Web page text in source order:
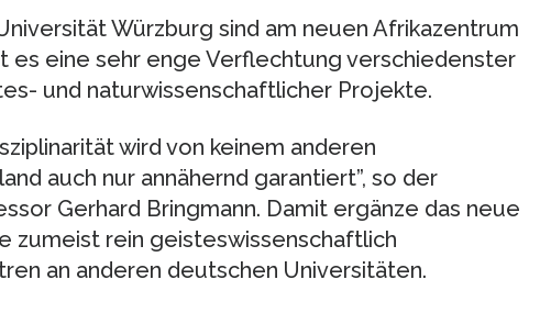
Würzburg sind am neuen Afrikazentrum
es eine sehr enge Verflechtung verschiedenster
und naturwissenschaftlicher Projekte.
wird von keinem anderen
auch nur annähernd garantiert”, so der
Gerhard Bringmann. Damit ergänze das neue
zumeist rein geisteswissenschaftlich
an anderen deutschen Universitäten.